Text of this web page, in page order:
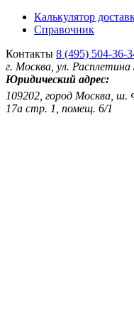
Калькулятор
Справочник
Контакты 8 (495) 504-36-
г. Москва, ул. Расплетина
Юридический адрес:
109202, город Москва, ш.
17а стр. 1, помещ. 6/1